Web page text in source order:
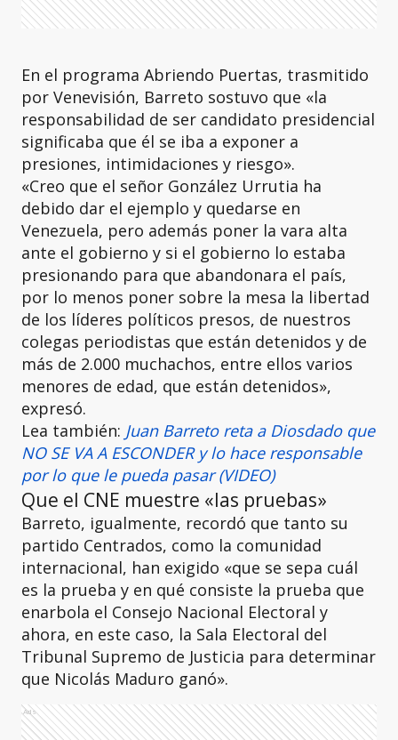
En el programa Abriendo Puertas, trasmitido
por Venevisión, Barreto sostuvo que «la
responsabilidad de ser candidato presidencial
significaba que él se iba a exponer a
presiones, intimidaciones y riesgo».
«Creo que el señor González Urrutia ha
debido dar el ejemplo y quedarse en
Venezuela, pero además poner la vara alta
ante el gobierno y si el gobierno lo estaba
presionando para que abandonara el país,
por lo menos poner sobre la mesa la libertad
de los líderes políticos presos, de nuestros
colegas periodistas que están detenidos y de
más de 2.000 muchachos, entre ellos varios
menores de edad, que están detenidos»,
expresó.
Lea también: Juan Barreto reta a Diosdado que
NO SE VA A ESCONDER y lo hace responsable
por lo que le pueda pasar (VIDEO)
Que el CNE muestre «las pruebas»
Barreto, igualmente, recordó que tanto su
partido Centrados, como la comunidad
internacional, han exigido «que se sepa cuál
es la prueba y en qué consiste la prueba que
enarbola el Consejo Nacional Electoral y
ahora, en este caso, la Sala Electoral del
Tribunal Supremo de Justicia para determinar
que Nicolás Maduro ganó».
Ads